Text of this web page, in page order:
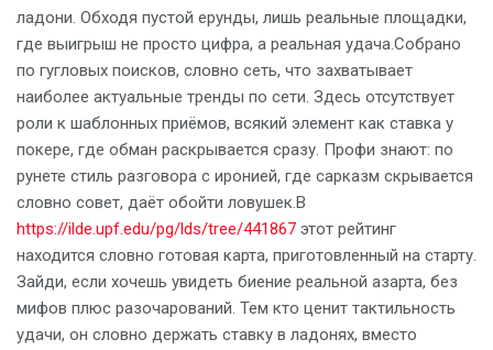
ладони. Обходя пустой ерунды, лишь реальные площадки,
где выигрыш не просто цифра, а реальная удача.Собрано
по гугловых поисков, словно сеть, что захватывает
наиболее актуальные тренды по сети. Здесь отсутствует
роли к шаблонных приёмов, всякий элемент как ставка у
покере, где обман раскрывается сразу. Профи знают: по
рунете стиль разговора с иронией, где сарказм скрывается
словно совет, даёт обойти ловушек.В
https://ilde.upf.edu/pg/lds/tree/441867 этот рейтинг
находится словно готовая карта, приготовленный на старту.
Зайди, если хочешь увидеть биение реальной азарта, без
мифов плюс разочарований. Тем кто ценит тактильность
удачи, он словно держать ставку в ладонях, вместо